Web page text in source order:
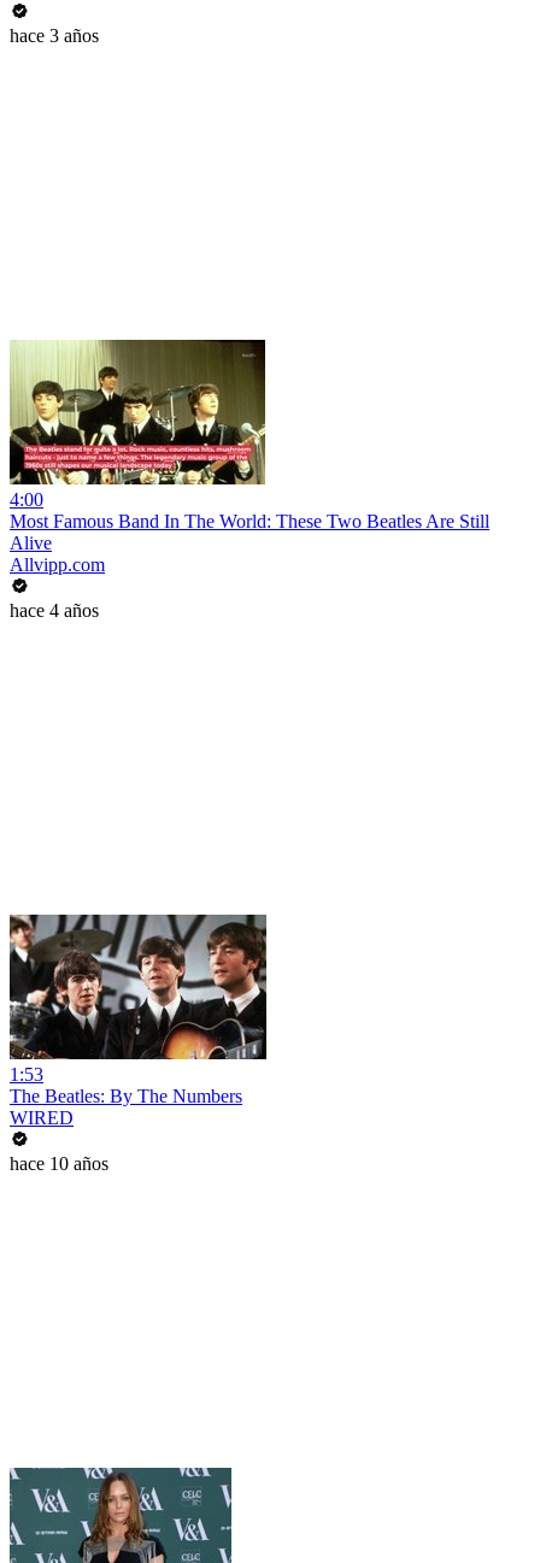
hace 3 años
4:00
Most Famous Band In The World: These Two Beatles Are Still
Alive
Allvipp.com
hace 4 años
1:53
The Beatles: By The Numbers
WIRED
hace 10 años